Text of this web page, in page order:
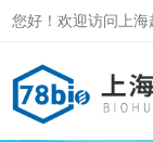
您好！欢迎访问上海